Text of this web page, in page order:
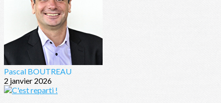
Pascal BOUTREAU
2 janvier 2026